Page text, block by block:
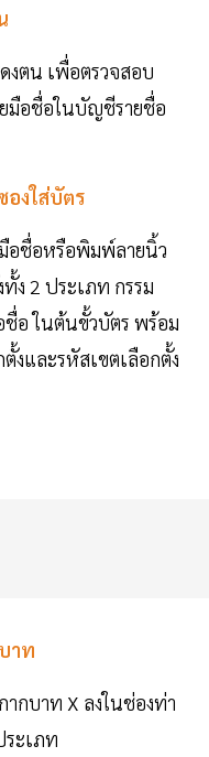
ตน เพื่อตรวจสอบ
มือชื่อในบัญชีรายชื่อ
งใส่บัตร
มือชื่อหรือพิมพ์ลายนิ้ว
ง 2 ประเภท กรรม
ชื่อ ในต้นขั้วบัตร พร้อม
ตั้งและรหัสเขตเลือกตั้ง
าท
กบาท X ลงในช่องท่า
ระเภท